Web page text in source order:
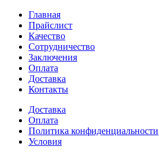
Главная
Прайслист
Качество
Сотрудничество
Заключения
Оплата
Доставка
Контакты
Доставка
Оплата
Политика конфиденциальности
Условия